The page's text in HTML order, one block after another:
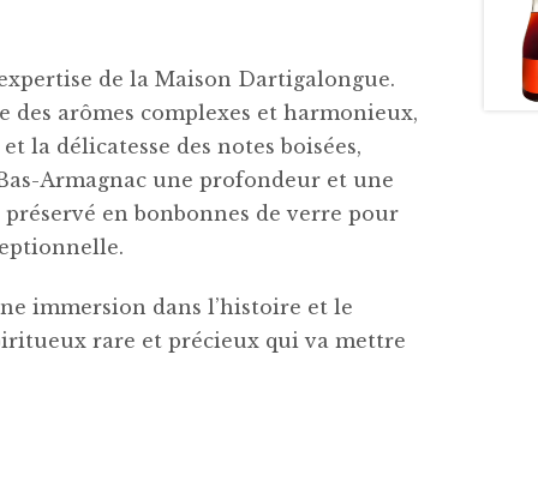
de la Maison Dartigalongue.
arômes complexes et harmonieux,
la délicatesse des notes boisées,
Armagnac une profondeur et une
en bonbonnes de verre pour
immersion dans l’histoire et le
rare et précieux qui va mettre